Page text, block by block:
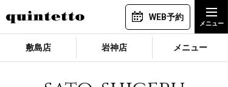
WEB予約
敷島店 岩神店 メニュー